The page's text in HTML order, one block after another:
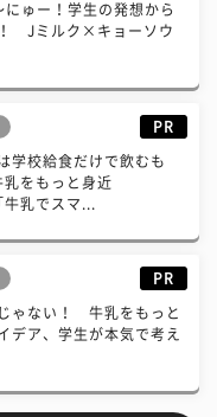
にゅー！学生の発想から
Jミルク×キョーソウ
PR
学校給食だけで飲むも
をもっと身近
乳でスマ...
PR
ゃない！ 牛乳をもっと
デア、学生が本気で考え